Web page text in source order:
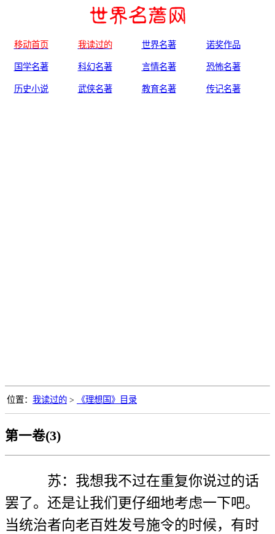
移动首页 我读过的 世界名著 诺奖作品
国学名著 科幻名著 言情名著 恐怖名著
历史小说 武侠名著 教育名著 传记名著
位置： 我读过的 > 《理想国》目录
第一卷(3)
苏：我想我不过在重复你说过的话
罢了。还是让我们更仔细地考虑一下吧。
当统治者向老百姓发号施令的时候，有时